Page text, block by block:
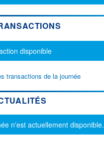
disponible
transactions de la journée
n'est actuellement disponible.